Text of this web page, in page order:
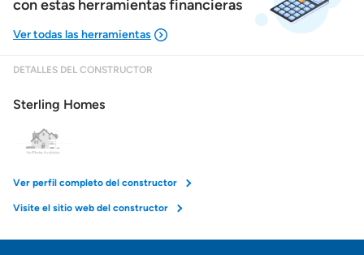
con estas herramientas financieras
Obtener mi puntaje de crédito
DETALLES DEL CONSTRUCTOR
Sterling Homes
Ver perfil completo del constructor
Visite el sitio web del constructor